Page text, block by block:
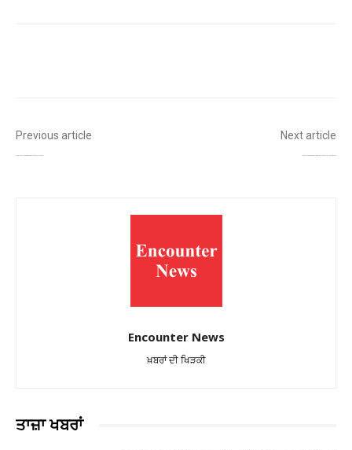
Previous article Next article
Encounter News
ਖ਼ਬਰਾਂ ਦੀ ਖਿੜਕੀ
ਤਾਜ਼ਾ ਖਬਰਾਂ